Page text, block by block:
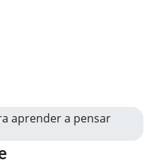
aprender a pensar